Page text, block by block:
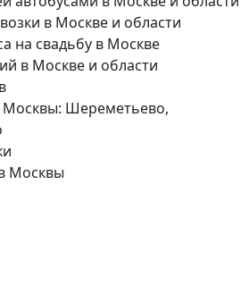
в Москве и области
на свадьбу в Москве
в Москве и области
Москвы: Шереметьево,
Москвы